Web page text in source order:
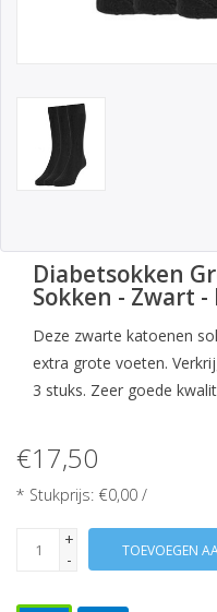
Diabetsokken
Sokken - Zwart -
Deze zwarte katoenen
extra grote voeten.
3 stuks. Zeer goede
€17,50
* Stukprijs: €0,00 /
+
-
TOEVOEGEN